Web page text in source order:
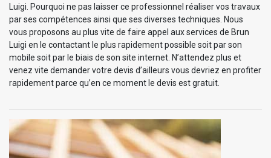
Luigi. Pourquoi ne pas laisser ce professionnel réaliser vos travaux
par ses compétences ainsi que ses diverses techniques. Nous
vous proposons au plus vite de faire appel aux services de Brun
Luigi en le contactant le plus rapidement possible soit par son
mobile soit par le biais de son site internet. N’attendez plus et
venez vite demander votre devis d’ailleurs vous devriez en profiter
rapidement parce qu’en ce moment le devis est gratuit.